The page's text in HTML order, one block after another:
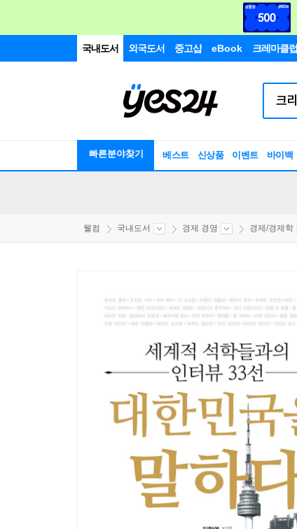
국내도서 외국도서 중고샵 eBook 크레마클럽
빠른분야찾기 베스트 신상품 이벤트 바이백
웰컴 국내도서 경제 경영 경제/경제학